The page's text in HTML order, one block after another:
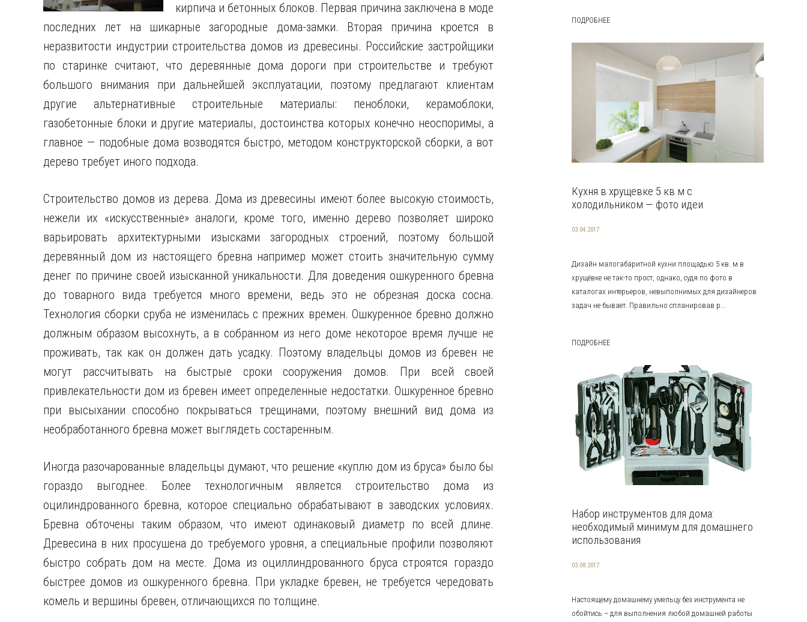
кирпича и бетонных блоков. Первая причина заключена в моде
последних лет на шикарные загородные дома-замки. Вторая причина кроется в
неразвитости индустрии строительства домов из древесины. Российские застройщики
по старинке считают, что деревянные дома дороги при строительстве и требуют
большого внимания при дальнейшей эксплуатации, поэтому предлагают клиентам
другие альтернативные строительные материалы: пеноблоки, керамоблоки,
газобетонные блоки и другие материалы, достоинства которых конечно неоспоримы, а
главное — подобные дома возводятся быстро, методом конструкторской сборки, а вот
дерево требует иного подхода.
Строительство домов из дерева. Дома из древесины имеют более высокую стоимость,
нежели их «искусственные» аналоги, кроме того, именно дерево позволяет широко
варьировать архитектурными изысками загородных строений, поэтому большой
деревянный дом из настоящего бревна например может стоить значительную сумму
денег по причине своей изысканной уникальности. Для доведения ошкуренного бревна
до товарного вида требуется много времени, ведь это не обрезная доска сосна.
Технология сборки сруба не изменилась с прежних времен. Ошкуренное бревно должно
должным образом высохнуть, а в собранном из него доме некоторое время лучше не
проживать, так как он должен дать усадку. Поэтому владельцы домов из бревен не
могут рассчитывать на быстрые сроки сооружения домов. При всей своей
привлекательности дом из бревен имеет определенные недостатки. Ошкуренное бревно
при высыхании способно покрываться трещинами, поэтому внешний вид дома из
необработанного бревна может выглядеть состаренным.
Иногда разочарованные владельцы думают, что решение «куплю дом из бруса» было бы
гораздо выгоднее. Более технологичным является строительство дома из
оцилиндрованного бревна, которое специально обрабатывают в заводских условиях.
Бревна обточены таким образом, что имеют одинаковый диаметр по всей длине.
Древесина в них просушена до требуемого уровня, а специальные профили позволяют
быстро собрать дом на месте. Дома из оциллиндрованного бруса строятся гораздо
быстрее домов из ошкуренного бревна. При укладке бревен, не требуется чередовать
комель и вершины бревен, отличающихся по толщине.
ПОДРОБНЕЕ
Кухня в хрущевке 5 кв м с
холодильником — фото идеи
03.04.2017
Дизайн малогабаритной кухни площадью 5 кв. м в
хрущёвке не так-то прост, однако, судя по фото в
каталогах интерьеров, невыполнимых для дизайнеров
задач не бывает. Правильно спланировав р...
ПОДРОБНЕЕ
Набор инструментов для дома:
необходимый минимум для домашнего
использования
03.08.2017
Настоящему домашнему умельцу без инструмента не
обойтись – для выполнения любой домашней работы